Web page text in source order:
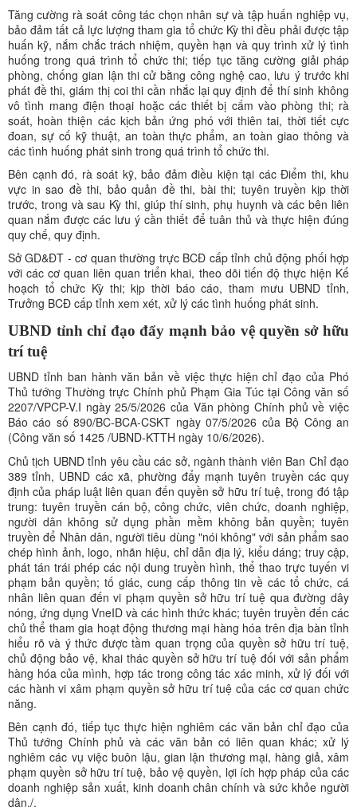
Tăng cường rà soát công tác chọn nhân sự và tập huấn nghiệp vụ,
bảo đảm tất cả lực lượng tham gia tổ chức Kỳ thi đều phải được tập
huấn kỹ, nắm chắc trách nhiệm, quyền hạn và quy trình xử lý tình
huống trong quá trình tổ chức thi; tiếp tục tăng cường giải pháp
phòng, chống gian lận thi cử bằng công nghệ cao, lưu ý trước khi
phát đề thi, giám thị coi thi cần nhắc lại quy định để thí sinh không
vô tình mang điện thoại hoặc các thiết bị cấm vào phòng thi; rà
soát, hoàn thiện các kịch bản ứng phó với thiên tai, thời tiết cực
đoan, sự cố kỹ thuật, an toàn thực phẩm, an toàn giao thông và
các tình huống phát sinh trong quá trình tổ chức thi.
Bên cạnh đó, rà soát kỹ, bảo đảm điều kiện tại các Điểm thi, khu
vực in sao đề thi, bảo quản đề thi, bài thi; tuyên truyền kịp thời
trước, trong và sau Kỳ thi, giúp thí sinh, phụ huynh và các bên liên
quan nắm được các lưu ý cần thiết để tuân thủ và thực hiện đúng
quy chế, quy định.
Sở GD&ĐT - cơ quan thường trực BCĐ cấp tỉnh chủ động phối hợp
với các cơ quan liên quan triển khai, theo dõi tiến độ thực hiện Kế
hoạch tổ chức Kỳ thi; kịp thời báo cáo, tham mưu UBND tỉnh,
Trưởng BCĐ cấp tỉnh xem xét, xử lý các tình huống phát sinh.
UBND tỉnh chỉ đạo đẩy mạnh bảo vệ quyền sở hữu
trí tuệ
UBND tỉnh ban hành văn bản về việc thực hiện chỉ đạo của Phó
Thủ tướng Thường trực Chính phủ Phạm Gia Túc tại Công văn số
2207/VPCP-V.I ngày 25/5/2026 của Văn phòng Chính phủ về việc
Báo cáo số 890/BC-BCA-CSKT ngày 07/5/2026 của Bộ Công an
(Công văn số 1425 /UBND-KTTH ngày 10/6/2026).
Chủ tịch UBND tỉnh yêu cầu các sở, ngành thành viên Ban Chỉ đạo
389 tỉnh, UBND các xã, phường đẩy mạnh tuyên truyền các quy
định của pháp luật liên quan đến quyền sở hữu trí tuệ, trong đó tập
trung: tuyên truyền cán bộ, công chức, viên chức, doanh nghiệp,
người dân không sử dụng phần mềm không bản quyền; tuyên
truyền để Nhân dân, người tiêu dùng "nói không" với sản phẩm sao
chép hình ảnh, logo, nhãn hiệu, chỉ dẫn địa lý, kiểu dáng; truy cập,
phát tán trái phép các nội dung truyền hình, thể thao trực tuyến vi
phạm bản quyền; tố giác, cung cấp thông tin về các tổ chức, cá
nhân liên quan đến vi phạm quyền sở hữu trí tuệ qua đường dây
nóng, ứng dụng VneID và các hình thức khác; tuyên truyền đến các
chủ thể tham gia hoạt động thương mại hàng hóa trên địa bàn tỉnh
hiểu rõ và ý thức được tầm quan trọng của quyền sở hữu trí tuệ,
chủ động bảo vệ, khai thác quyền sở hữu trí tuệ đối với sản phẩm
hàng hóa của mình, hợp tác trong công tác xác minh, xử lý đối với
các hành vi xâm phạm quyền sở hữu trí tuệ của các cơ quan chức
năng.
Bên cạnh đó, tiếp tục thực hiện nghiêm các văn bản chỉ đạo của
Thủ tướng Chính phủ và các văn bản có liên quan khác; xử lý
nghiêm các vụ việc buôn lậu, gian lận thương mại, hàng giả, xâm
phạm quyền sở hữu trí tuệ, bảo vệ quyền, lợi ích hợp pháp của các
doanh nghiệp sản xuất, kinh doanh chân chính và sức khỏe người
dân./.